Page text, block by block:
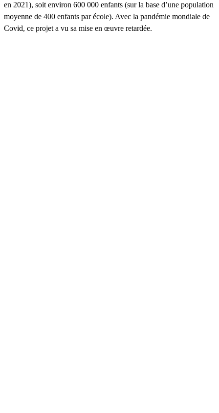
en 2021), soit environ 600 000 enfants (sur la base d’une population
moyenne de 400 enfants par école). Avec la pandémie mondiale de
Covid, ce projet a vu sa mise en œuvre retardée.